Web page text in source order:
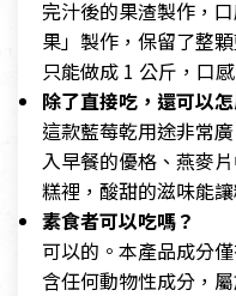
完汁後的果渣製作，
果」製作，保留了整
只能做成 1 公斤，口
除了直接吃，還可以
這款藍莓乾用途非常
入早餐的優格、燕麥
糕裡，酸甜的滋味能
素食者可以吃嗎？
可以的。本產品成分
含任何動物性成分，